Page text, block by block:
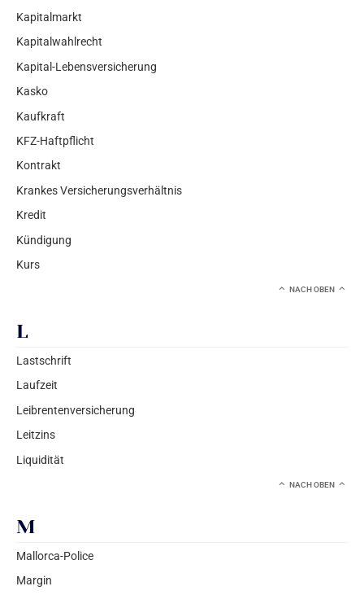
Kapitalmarkt
Kapitalwahlrecht
Kapital-Lebensversicherung
Kasko
Kaufkraft
KFZ-Haftpflicht
Kontrakt
Krankes Versicherungsverhältnis
Kredit
Kündigung
Kurs
NACH OBEN
L
Lastschrift
Laufzeit
Leibrentenversicherung
Leitzins
Liquidität
NACH OBEN
M
Mallorca-Police
Margin